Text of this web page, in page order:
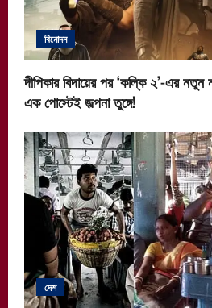
বিনোদন
দীপিকার বিদায়ের পর ‘কল্কি ২’-এর নতুন
এক পোস্টেই জল্পনা তুঙ্গে!
দেশ